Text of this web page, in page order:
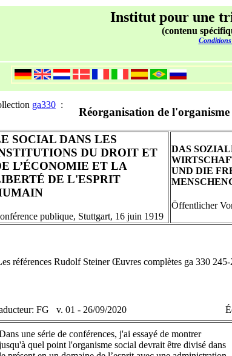
Institut pour une
(contenu
ga330 :
Réorganisation de l'organisme
SOCIAL DANS LES
DU DROIT ET
L’ÉCONOMIE ET LA
DE L'ESPRIT
publique, Stuttgart, 16 juin 1919
DAS
UND DIE
Öffentlicher
références Rudolf Steiner Œuvres complètes ga 330
FG v. 01 - 26/09/2020
une série de conférences, j'ai essayé de montrer
quel point l'organisme social devrait être divisé dans